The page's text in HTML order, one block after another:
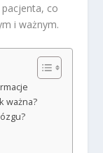
co
i ważnym.
ważna?